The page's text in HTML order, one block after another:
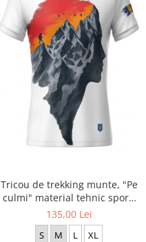
Tricou de trekking munte, "Pe
culmi" material tehnic sport,
damă, culoare albă CS74
135,00 Lei
S M L XL